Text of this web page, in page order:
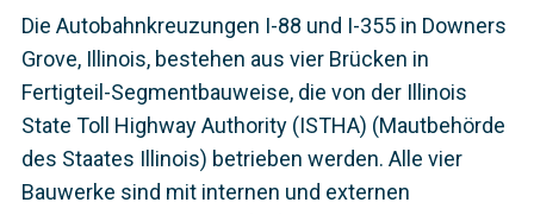
Die Autobahnkreuzungen I-88 und I-355 in Downers
Grove, Illinois, bestehen aus vier Brücken in
Fertigteil-Segmentbauweise, die von der Illinois
State Toll Highway Authority (ISTHA) (Mautbehörde
des Staates Illinois) betrieben werden. Alle vier
Bauwerke sind mit internen und externen